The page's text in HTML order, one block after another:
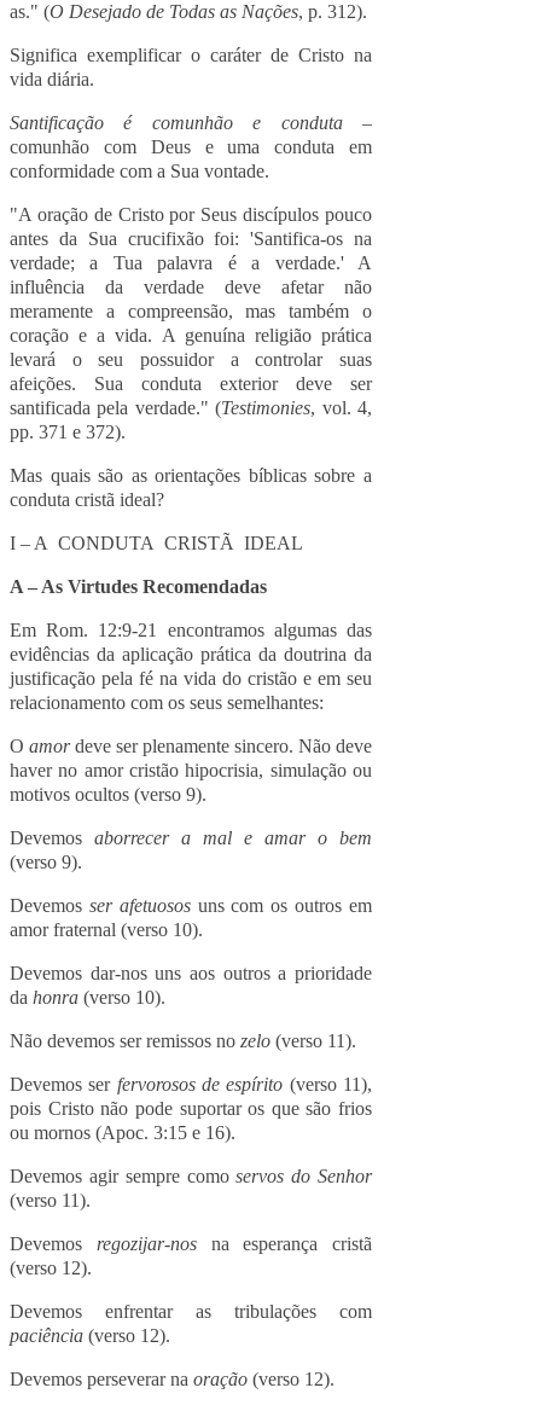
as." (O Desejado de Todas as Nações, p. 312).
Significa exemplificar o caráter de Cristo na
vida diária.
Santificação é comunhão e conduta –
comunhão com Deus e uma conduta em
conformidade com a Sua vontade.
"A oração de Cristo por Seus discípulos pouco
antes da Sua crucifixão foi: 'Santifica-os na
verdade; a Tua palavra é a verdade.' A
influência da verdade deve afetar não
meramente a compreensão, mas também o
coração e a vida. A genuína religião prática
levará o seu possuidor a controlar suas
afeições. Sua conduta exterior deve ser
santificada pela verdade." (Testimonies, vol. 4,
pp. 371 e 372).
Mas quais são as orientações bíblicas sobre a
conduta cristã ideal?
I – A CONDUTA CRISTÃ IDEAL
A – As Virtudes Recomendadas
Em Rom. 12:9-21 encontramos algumas das
evidências da aplicação prática da doutrina da
justificação pela fé na vida do cristão e em seu
relacionamento com os seus semelhantes:
O amordeve ser plenamente sincero. Não deve
haver no amor cristão hipocrisia, simulação ou
motivos ocultos (verso 9).
Devemos aborrecer a mal e amar o bem
(verso 9).
Devemos ser afetuososuns com os outros em
amor fraternal (verso 10).
Devemos dar-nos uns aos outros a prioridade
da honra (verso 10).
Não devemos ser remissos no zelo (verso 11).
Devemos ser fervorosos de espírito (verso 11),
pois Cristo não pode suportar os que são frios
ou mornos (Apoc. 3:15 e 16).
Devemos agir sempre comoservos do Senhor
(verso 11).
Devemos regozijar-nosna esperança cristã
(verso 12).
Devemos enfrentar as tribulações com
paciência (verso 12).
Devemos perseverar na oração (verso 12).